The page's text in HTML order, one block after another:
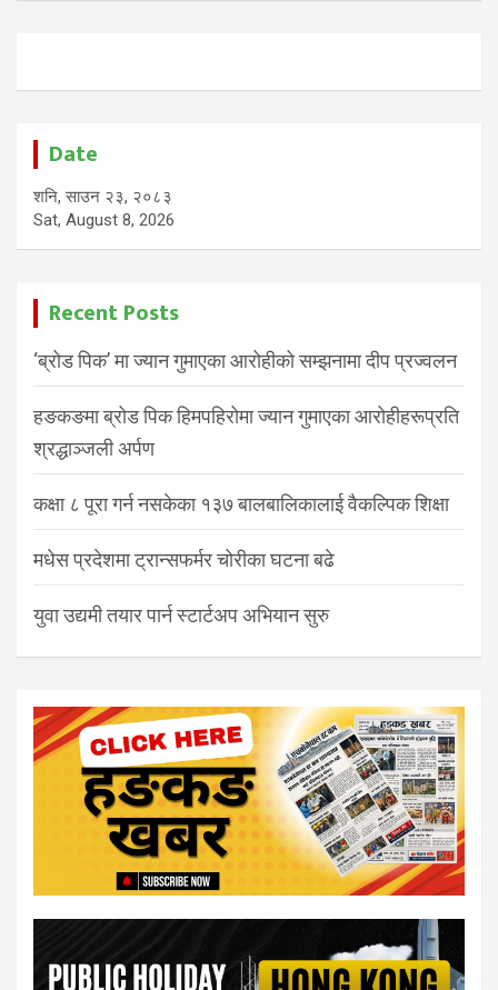
Date
शनि, साउन २३, २०८३
Sat, August 8, 2026
Recent Posts
‘ब्रोड पिक’ मा ज्यान गुमाएका आरोहीको सम्झनामा दीप प्रज्वलन
हङकङमा ब्रोड पिक हिमपहिरोमा ज्यान गुमाएका आरोहीहरूप्रति
श्रद्धाञ्जली अर्पण
कक्षा ८ पूरा गर्न नसकेका १३७ बालबालिकालाई वैकल्पिक शिक्षा
मधेस प्रदेशमा ट्रान्सफर्मर चोरीका घटना बढे
युवा उद्यमी तयार पार्न स्टार्टअप अभियान सुरु